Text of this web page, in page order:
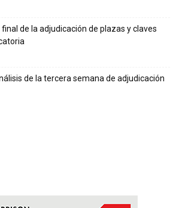
final de la adjudicación de plazas y claves
de la tercera semana de adjudicación